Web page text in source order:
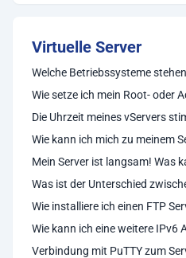
Virtuelle Server
Welche Betriebssysteme
Wie setze ich mein Root- oder
Die Uhrzeit meines vServers
Wie kann ich mich zu meinem
Mein Server ist langsam! Was
Was ist der Unterschied
Wie installiere ich einen FTP
Wie kann ich eine weitere IPv6
Verbindung mit PuTTY zum